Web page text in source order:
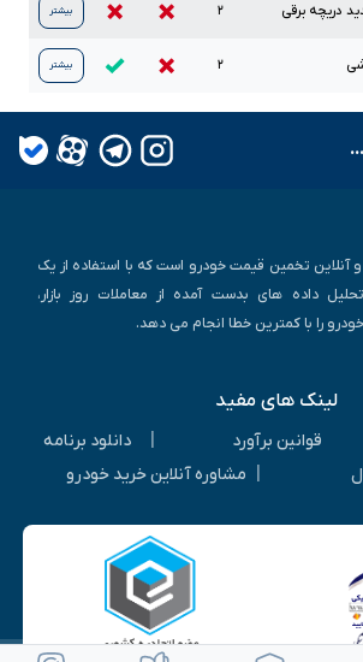
دریچه برقی ۲ بیشتر
۲ بیشتر
و آنلاین تخمین قیمت خودرو است که با استفاده از یک
داده های بدست آمده از معاملات روز بازار،
را با کمترین خطا انجام می دهد.
لینک های مفید
قوانین برآورد
دانلود برنامه
مشاوره آنلاین خرید خودرو